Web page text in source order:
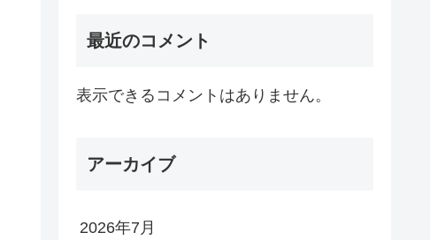
最近のコメント
表示できるコメントはありません。
アーカイブ
2026年7月